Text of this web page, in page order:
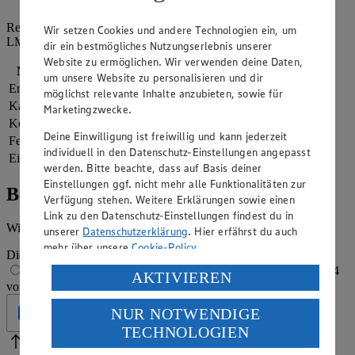
Referenzmenge für einen durchschnittlichen Erwachsenen laut
LMIV (8.400 kJ/2.000 kcal).
Nährwerte
pro Portion
Energie
1.013 kj (12 %)
Kalorien
242 kcal (12 %)
Kohlenhydrate
Fett
12 g
Eiweiß
7 g
Bewertung
Wie hat es dir geschmeckt?
Die Bewertung wird automatisch gespeichert
2 von 5 Sternen 3 von 5 Sternen
4
von 5 Sternen
5 von 5 Sternen
Bitte Pfeile benutzen
Vielen Dank für deine Bewertung.
Wir setzen Cookies und andere Technologien ein, um
dir ein bestmögliches Nutzungserlebnis unserer
Website zu ermöglichen. Wir verwenden deine Daten,
um unsere Website zu personalisieren und dir
möglichst relevante Inhalte anzubieten, sowie für
Marketingzwecke.
Deine Einwilligung ist freiwillig und kann jederzeit
individuell in den Datenschutz-Einstellungen angepasst
werden. Bitte beachte, dass auf Basis deiner
Einstellungen ggf. nicht mehr alle Funktionalitäten zur
Verfügung stehen. Weitere Erklärungen sowie einen
Link zu den Datenschutz-Einstellungen findest du in
unserer Datenschutzerklärung. Hier erfährst du auch
mehr über unsereCookie-Policy.
Verarbeitung deiner personenbezogenen Daten in den
USA durch Facebook und YouTube:
Wenn du auf „Aktivieren“ klickst, willigst du im Sinne
des Art. 49 Abs. 1 Satz 1 lit. a) DSGVO ein, dass deine
Daten in den USA verarbeitet werden. Der EuGH sieht
AKTIVIEREN
NUR NOTWENDIGE
TECHNOLOGIEN